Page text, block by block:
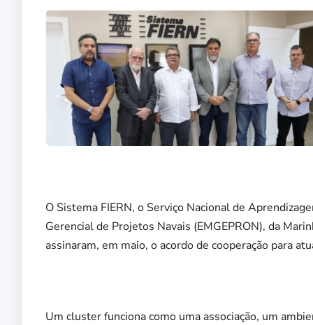
O Sistema FIERN, o Serviço Nacional de
Gerencial de Projetos Navais (EMGEPRON), da
assinaram, em maio, o acordo de cooperação para
Um cluster funciona como uma associação, um